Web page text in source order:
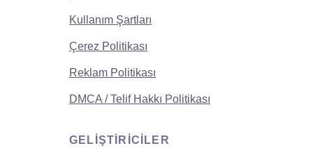
Kullanım Şartları
Çerez Politikası
Reklam Politikası
DMCA / Telif Hakkı Politikası
GELIŞTIRICILER